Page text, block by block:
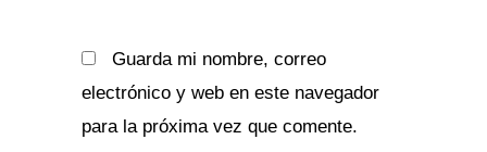
Guarda mi nombre, correo
electrónico y web en este navegador
para la próxima vez que comente.